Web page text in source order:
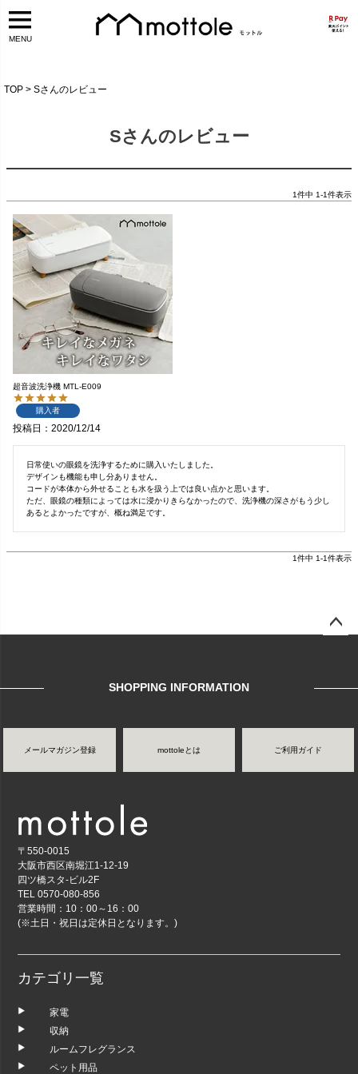
MENU
TOP Sさんのレビュー
Sさんのレビュー
1件中 1-1件表示
超音波洗浄機 MTL-E009
購入者
投稿日 2020/12/14
日常使いの眼鏡を洗浄するために購入いたしました。
デザインも機能も申し分ありません。
コードが本体から外せることも水を扱う上では良い点かと思います。
ただ、眼鏡の種類によっては水に浸かりきらなかったので、洗浄機の深さがもう少し
あるとよかったですが、概ね満足です。
1件中 1-1件表示
SHOPPING INFORMATION
メールマガジン登録 mottoleとは ご利用ガイド
〒550-0015
大阪市西区南堀江1-12-19
四ツ橋スタ-ビル2F
TEL 0570-080-856
営業時間：10：00～16：00
(※土日・祝日は定休日となります。)
カテゴリ一覧
家電
収納
ルームフレグランス
ペット用品